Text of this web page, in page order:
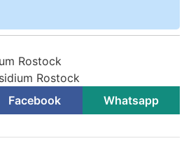
Rostock
Rostock
Facebook Whatsapp